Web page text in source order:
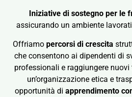
Iniziative di sostegno per le
assicurando un ambiente
Offriamo percorsi di crescita
che consentono ai dipendenti di
professionali e raggiungere
un’organizzazione etica e
opportunità di apprendimento